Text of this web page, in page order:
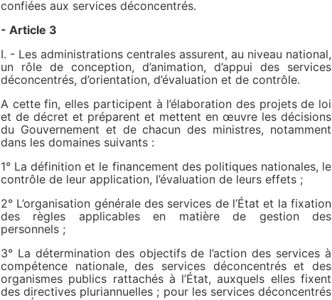
confiées aux services déconcentrés.
- Article 3
I. - Les administrations centrales assurent, au niveau national,
un rôle de conception, d’animation, d’appui des services
déconcentrés, d’orientation, d’évaluation et de contrôle.
A cette fin, elles participent à l’élaboration des projets de loi
et de décret et préparent et mettent en œuvre les décisions
du Gouvernement et de chacun des ministres, notamment
dans les domaines suivants :
1° La définition et le financement des politiques nationales, le
contrôle de leur application, l’évaluation de leurs effets ;
2° L’organisation générale des services de l’État et la fixation
des règles applicables en matière de gestion des
personnels ;
3° La détermination des objectifs de l’action des services à
compétence nationale, des services déconcentrés et des
organismes publics rattachés à l’État, auxquels elles fixent
des directives pluriannuelles ; pour les services déconcentrés